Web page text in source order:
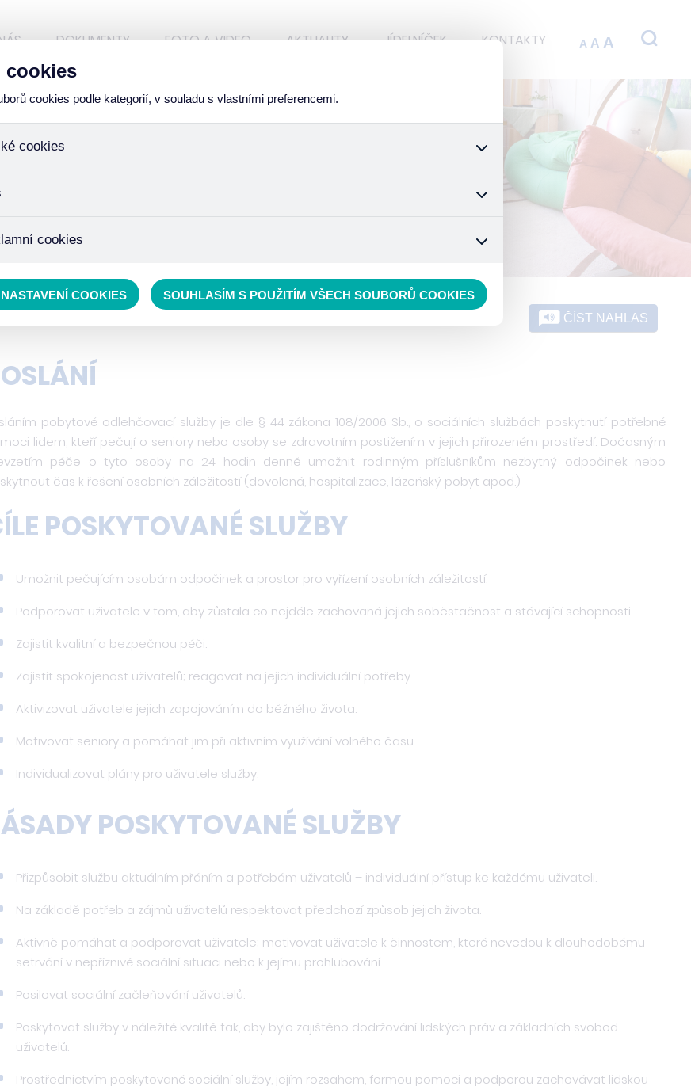
DOKUMENTY FOTO A VIDEO AKTUALITY JÍDELNÍČEK KONTAKTY A A A
ČÍST NAHLAS
pobytové odlehčovací služby je dle § 44 zákona 108/2006 Sb., o sociálních službách poskytnutí potřebné
lidem, kteří pečují o seniory nebo osoby se zdravotním postižením v jejich přirozeném prostředí. Dočasným
péče o tyto osoby na 24 hodin denně umožnit rodinným příslušníkům nezbytný odpočinek nebo
čas k řešení osobních záležitostí (dovolená, hospitalizace, lázeňský pobyt apod.)
POSKYTOVANÉ SLUŽBY
Umožnit pečujícím osobám odpočinek a prostor pro vyřízení osobních záležitostí.
Podporovat uživatele v tom, aby zůstala co nejdéle zachovaná jejich soběstačnost a stávající schopnosti.
Zajistit kvalitní a bezpečnou péči.
Zajistit spokojenost uživatelů; reagovat na jejich individuální potřeby.
Aktivizovat uživatele jejich zapojováním do běžného života.
Motivovat seniory a pomáhat jim při aktivním využívání volného času.
Individualizovat plány pro uživatele služby.
POSKYTOVANÉ SLUŽBY
Přizpůsobit službu aktuálním přáním a potřebám uživatelů – individuální přístup ke každému uživateli.
Na základě potřeb a zájmů uživatelů respektovat předchozí způsob jejich života.
Aktivně pomáhat a podporovat uživatele; motivovat uživatele k činnostem, které nevedou k dlouhodobému
setrvání v nepříznivé sociální situaci nebo k jejímu prohlubování.
Posilovat sociální začleňování uživatelů.
Poskytovat služby v náležité kvalitě tak, aby bylo zajištěno dodržování lidských práv a základních svobod
uživatelů.
Prostřednictvím poskytované sociální služby, jejím rozsahem, formou pomoci a podporou zachovávat lidskou
cookies
cookies podle kategorií, v souladu s vlastními preferencemi.
cookies
ukládání produktů v nákupním košíku, ovládání filtrů a také nastavení souhlasu s
údaje, protože anonymizované cookies nelze přiřadit konkrétnímu uživateli.
cookies
COOKIES SOUHLASÍM S POUŽITÍM VŠECH SOUBORŮ COOKIES